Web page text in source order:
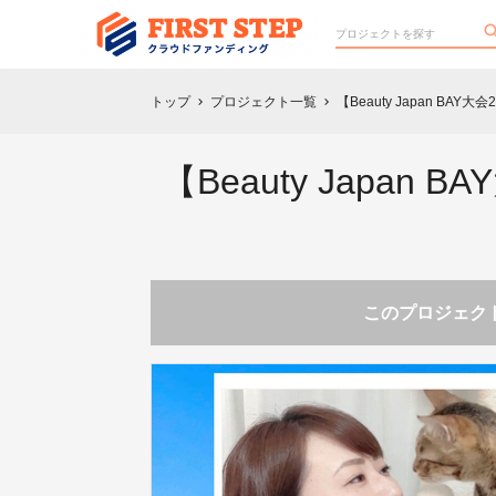
トップ chevron_right プロジェクト一覧 chevron_right 【Beauty Japan BAY大
【Beauty Japan
このプロジェク